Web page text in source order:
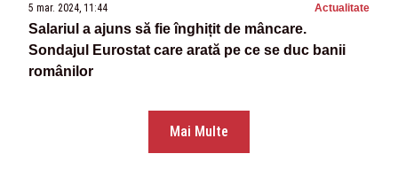
5 mar. 2024, 11:44 Actualitate
Salariul a ajuns să fie înghițit de mâncare.
Sondajul Eurostat care arată pe ce se duc banii
românilor
Mai Multe